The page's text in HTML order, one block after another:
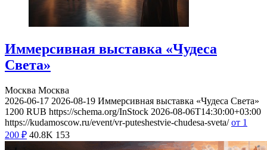
Иммерсивная выставка «Чудеса
Света»
Москва Москва
2026-06-17 2026-08-19 Иммерсивная выставка «Чудеса Света»
1200 RUB https://schema.org/InStock 2026-08-06T14:30:00+03:00
https://kudamoscow.ru/event/vr-puteshestvie-chudesa-sveta/ от 1
200 ₽ 40.8K 153